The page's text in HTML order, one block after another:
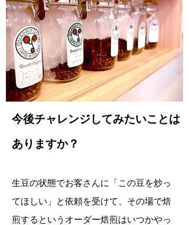
今後チャレンジしてみたいことは
ありますか？
生豆の状態でお客さんに「この豆を炒っ
てほしい」と依頼を受けて、その場で焙
煎するというオーダー焙煎はいつかやっ